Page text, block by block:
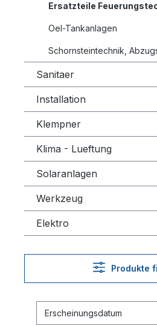
Ersatzteile
Oel-Tankanlagen
Schornsteintechnik,
Sanitaer
Installation
Klempner
Klima - Lueftung
Solaranlagen
Werkzeug
Elektro
Produkte